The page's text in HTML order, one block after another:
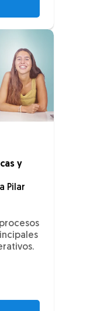
y
Pilar